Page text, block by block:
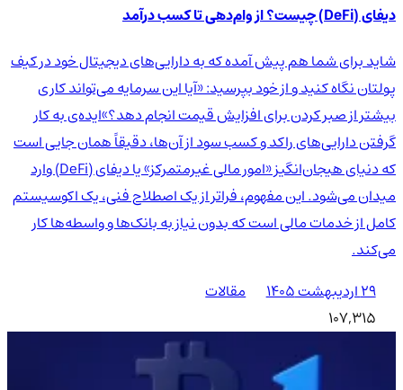
دیفای (DeFi) چیست؟ از وام‌دهی تا کسب درآمد
شاید برای شما هم پیش آمده که به دارایی‌های دیجیتال خود در کیف
پولتان نگاه کنید و از خود بپرسید: «آیا این سرمایه می‌تواند کاری
بیشتر از صبر کردن برای افزایش قیمت انجام دهد؟»ایده‌ی به کار
گرفتن دارایی‌های راکد و کسب سود از آن‌ها، دقیقاً همان جایی است
که دنیای هیجان‌انگیز «امور مالی غیرمتمرکز» یا دیفای (DeFi) وارد
میدان می‌شود. این مفهوم، فراتر از یک اصطلاح فنی، یک اکوسیستم
کامل از خدمات مالی است که بدون نیاز به بانک‌ها و واسطه‌ها کار
می‌کند.
۲۹ اردیبهشت ۱۴۰۵
مقالات
107,315